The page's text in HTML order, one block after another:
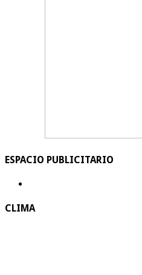
ESPACIO PUBLICITARIO
CLIMA